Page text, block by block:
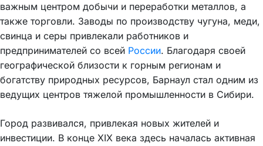
важным центром добычи и переработки металлов, а
также торговли. Заводы по производству чугуна, меди,
свинца и серы привлекали работников и
предпринимателей со всей России. Благодаря своей
географической близости к горным регионам и
богатству природных ресурсов, Барнаул стал одним из
ведущих центров тяжелой промышленности в Сибири.
Город развивался, привлекая новых жителей и
инвестиции. В конце XIX века здесь началась активная